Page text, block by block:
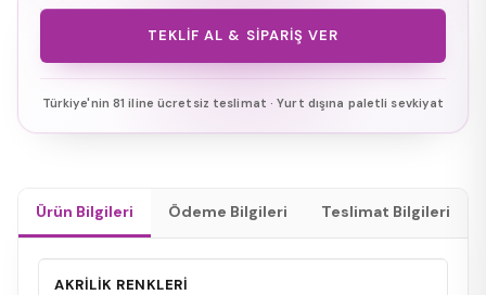
TEKLIF AL & SIPARIŞ VER
Türkiye'nin 81 iline ücretsiz teslimat · Yurt dışına paletli sevkiyat
Ürün Bilgileri Ödeme Bilgileri Teslimat Bilgileri
AKRİLİK RENKLERİ